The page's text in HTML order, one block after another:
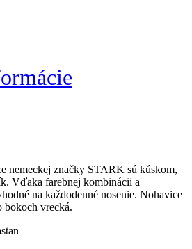
nemeckej značky STARK sú kúskom,
Vďaka farebnej kombinácii a
na každodenné nosenie. Nohavice
bokoch vrecká.